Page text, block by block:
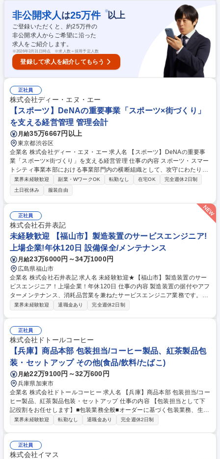
賃を滞納されいている入居者様への連絡（支払いの案内や入金計画の立案
等） 【顧客】■1人あたり平均150～200件/月（業界平均350件/月） 【育
成環境】OJT研修が基本になりますが、マニュアルがあることに加え、マ
ネジメント業務に集中するリーダーを中心に4人1組のチームメンバーが教
育を行うためご安心ください。 （雇入れ直後）求人票通り（変更の範囲）
会社の定める業務 募集職種 【静岡】債権管理営業◆未経験歓迎/業界で売
上NO1/プライム上場企業グループ
非公開求人 は25万件 ※以上
ご登録いただくと、約25万件の
非公開求人からご希望に沿った
求人をご紹介します。
※2026年3月31日時点 ※求人数＝採用予定人数
登録して求人を紹介してもらう
正社員
株式会社ディー・エヌ・エー
【スポーツ】DeNAの重要事業「スポーツ×街づくり」
を支える経営管理 管理会計
月給35万6667円以上
東京都渋谷区
企業名 株式会社ディー・エヌ・エー 求人名 【スポーツ】DeNAの重要事
業「スポーツ×街づくり」を支える経営管理 仕事の内容 スポーツ・スマー
トシティ事業本部における事業部門内の横断組織として、攻守にわたり事
業に寄り添った経営管理を担っていただきます。 【主な業務内容】■担当
事業領域の中期計画、予算計画の策定 ■事業部全体の見通しの作成、予実
管理、差異分析（事業部全体の数字集計／管理）■DeNA本体の経営管理
部門とのコミュニケーション■重要プロジェクト、事業課題の分析及び改
善策の立案と推進■各既存事業の範囲にフィットしない、個別案件の対応
（戦略部と分担）※関わる領域はスポーツ・スマートシティ事業本部の全
領域が対象（スポーツ領域、スマートシティ領域、ソリューションシステ
ムなどの新領域） 募集職種 【スポーツ】DeNAの重要事業「スポーツ×街
づくり」を支える経営管理
業界未経験歓迎 副業・WワークOK 転勤なし 在宅OK
完全週休2日制
土日祝休み
服装自由
正社員
株式会社石井表記
未経験歓迎 【福山市】製造装置のサービスエンジニア!
上場企業!年休120日 設備保全/メンテナンス
月給23万6000円～34万1000円
広島県福山市
企業名 株式会社石井表記 求人名 未経験歓迎★【福山市】製造装置のサー
ビスエンジニア！上場企業！年休120日 仕事の内容 製造装置の据付やアフ
ターメンテナンス、消耗品営業を兼ねたサービスエンジニア業務です。設
備の補修や見積作業など、顧客対応を通じて技術力とコミュニケーション
製造装置・自動車部品関連装置など※出張あり（納入先の休日対応が多
い） 【業務の変更：ネームプレート･プリント基板製造装置･機能性材料塗
布装置等の設計・製造・販売・管理・開発等に係る諸業務】 募集職種 未
経験歓迎★【福山市】製造装置のサービスエンジニア！上場企業！年休12
0日
業界未経験歓迎 退職金あり 完全週休2日制
正社員
株式会社ドトールコーヒー
【兵庫】商品本部 包装担当/コーヒー製品、紅茶製品包
装・セットアップ その他(食品/飲料/たばこ)
月給22万9100円～32万600円
兵庫県加東市
企業名 株式会社ドトールコーヒー 求人名 【兵庫】商品本部 包装担当/コー
ヒー製品、紅茶製品包装・セットアップ 仕事の内容 【包装担当として下
記役割をお任せします】■包装業務全般■オーダーに基づく包装業務、生産
管理・包装機の操作、日常点検・パートナースタッフの管理・製品の検
テナンス（チョコ停の復旧、機器調整、日常点検・月次点検・年次毎の修
繕計画立案、部品発注 等）・包装資材、消耗品類の在庫管理・改善活動
業界未経験歓迎 転勤なし 退職金あり 完全週休2日制
正社員
株式会社イマス